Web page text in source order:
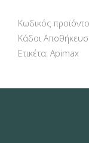
Κωδικός
Κάδοι
Ετικέτα: Apimax